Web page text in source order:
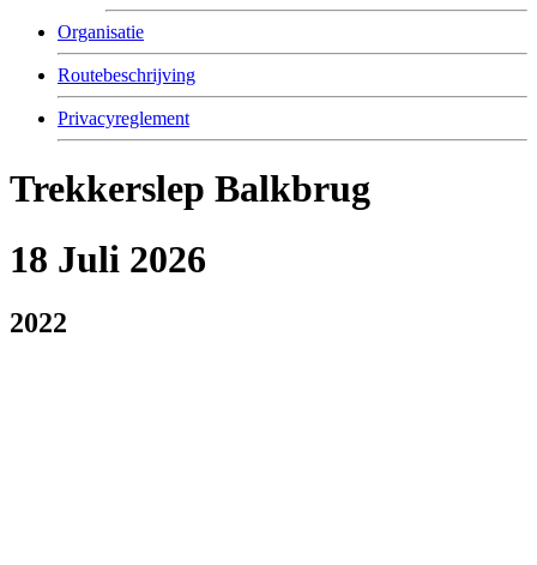
Organisatie
Routebeschrijving
Privacyreglement
Trekkerslep Balkbrug
18 Juli 2026
2022